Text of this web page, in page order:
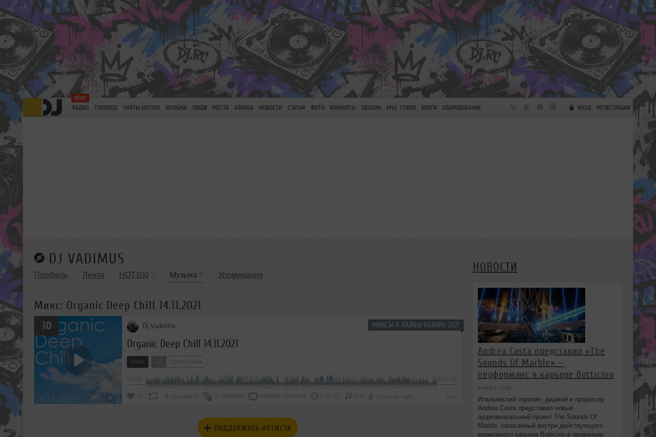
РАДИО TOP100DJ ЧАРТЫ HOT100 МУЗЫКА ЛЮДИ МЕСТА АФИША НОВОСТИ СТАТЬИ ФОТО КОНКУРСЫ ОБЗОРЫ МУЗ. СТИЛИ БЛОГИ ОБОРУДОВАНИЕ ВХОД РЕГИСТРАЦИЯ
DJ VADIMUS
Профиль Лента HOT100 Музыка Упоминания
Микс: Organic Deep Chill 14.11.2021
МИКСЫ И ЛАЙВЫ НОЯБРЬ 2021
30 Dj VadimUs
Organic Deep Chill 14.11.2021
Микс 13 Deep House
-101:12
25 Добавить В очередь Комментировать 1:41:12 344 Скачать </>
ПОДДЕРЖАТЬ АРТИСТА
НОВОСТИ
Andrea Casta представил «The
Sounds Of Marble» —
перформанс в карьере Botticino
вчера в 15:05
Итальянский скрипач, диджей и продюсер
Andrea Casta представил новый
аудиовизуальный проект The Sounds Of
Marble, записанный внутри действующего
мраморного карьера Botticino в провинции